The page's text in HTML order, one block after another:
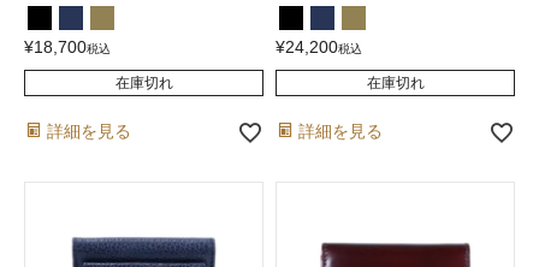
¥18,700税込
在庫切れ
詳細を見る
¥24,200税込
在庫切れ
詳細を見る